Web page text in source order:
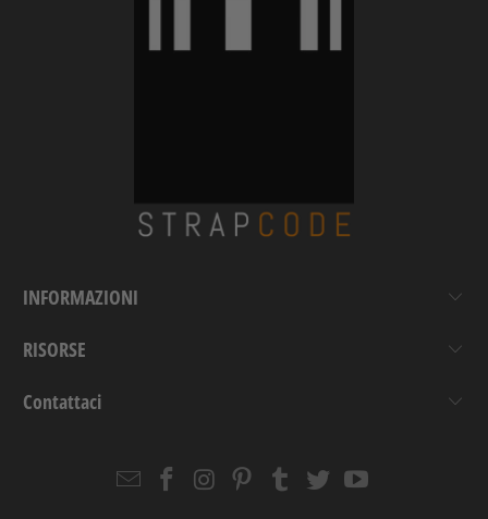
INFORMAZIONI
RISORSE
Contattaci
EmailStrapcode
Strapcode
Strapcode
Strapcode
Strapcode